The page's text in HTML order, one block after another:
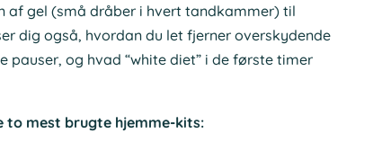
gel (små dråber i hvert tandkammer) til
dig også, hvordan du let fjerner overskydende
og hvad “white diet” i de første timer
mest brugte hjemme-kits: